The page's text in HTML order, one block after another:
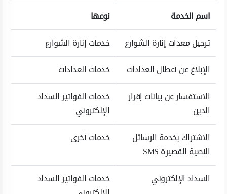
اسم الخدمة
نوعها
ترحيل معدات إنارة الشوارع
خدمات إنارة الشوارع
الإبلاغ عن أعطال العدادات
خدمات العدادات
الاستفسار عن بيانات إقرار
الدين
خدمات الفواتير السداد
الإلكتروني
الاشتراك بخدمة الرسائل
النصية القصيرة SMS
خدمات أخرى
السداد الإلكتروني
خدمات الفواتير السداد